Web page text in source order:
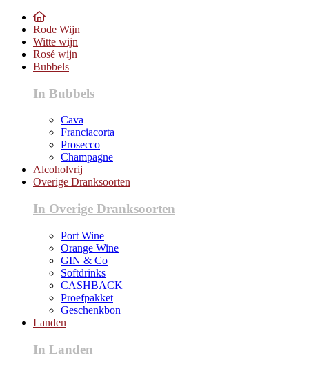
Rode Wijn
Witte wijn
Rosé wijn
Bubbels
In Bubbels
Cava
Franciacorta
Prosecco
Champagne
Alcoholvrij
Overige Dranksoorten
In Overige Dranksoorten
Port Wine
Orange Wine
GIN & Co
Softdrinks
CASHBACK
Proefpakket
Geschenkbon
Landen
In Landen